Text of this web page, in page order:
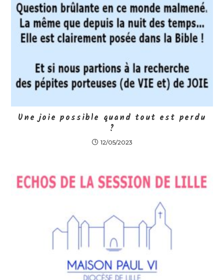
Une joie possible quand tout est perdu
?
12/05/2023